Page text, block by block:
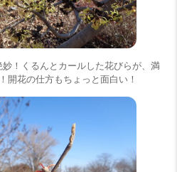
妙！くるんとカールした花びらが、満
開花の仕方もちょっと面白い！